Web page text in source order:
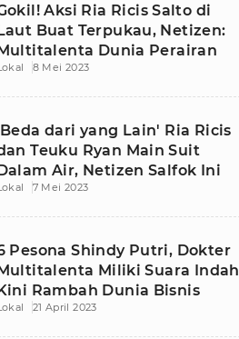
Aksi Ria Ricis Salto di
Buat Terpukau, Netizen:
Dunia Perairan
8 Mei 2023
dari yang Lain' Ria Ricis
Teuku Ryan Main Suit
Air, Netizen Salfok Ini
7 Mei 2023
Pesona Shindy Putri, Dokter
Miliki Suara Indah
Rambah Dunia Bisnis
21 April 2023